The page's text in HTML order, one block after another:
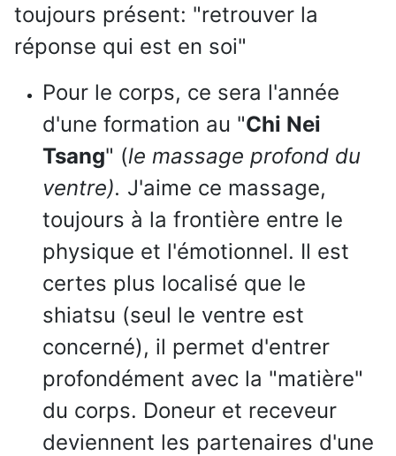
toujours présent: "retrouver la
réponse qui est en soi"
Pour le corps, ce sera l'année
d'une formation au "Chi Nei
Tsang" (le massage profond du
ventre). J'aime ce massage,
toujours à la frontière entre le
physique et l'émotionnel. Il est
certes plus localisé que le
shiatsu (seul le ventre est
concerné), il permet d'entrer
profondément avec la "matière"
du corps. Doneur et receveur
deviennent les partenaires d'une